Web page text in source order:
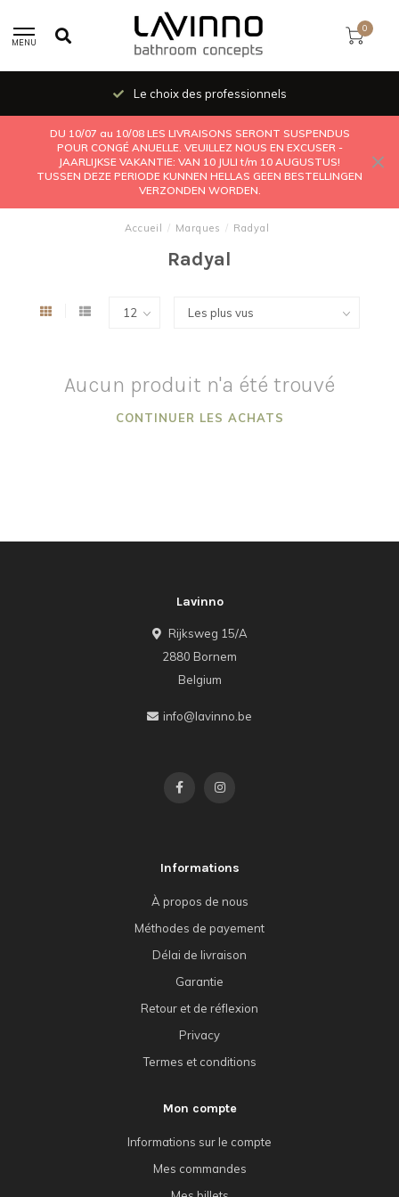
MENU
0
Le choix des professionnels
DU 10/07 au 10/08 LES LIVRAISONS SERONT SUSPENDUS
POUR CONGÉ ANUELLE. VEUILLEZ NOUS EN EXCUSER -
JAARLIJKSE VAKANTIE: VAN 10 JULI t/m 10 AUGUSTUS!
TUSSEN DEZE PERIODE KUNNEN HELLAS GEEN BESTELLINGEN
VERZONDEN WORDEN.
Accueil / Marques / Radyal
Radyal
Aucun produit n'a été trouvé
CONTINUER LES ACHATS
Lavinno
Rijksweg 15/A
2880 Bornem
Belgium
info@lavinno.be
Informations
À propos de nous
Méthodes de payement
Délai de livraison
Garantie
Retour et de réflexion
Privacy
Termes et conditions
Mon compte
Informations sur le compte
Mes commandes